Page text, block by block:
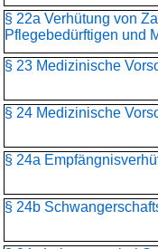
§ 22a Verhütung von
Pflegebedürftigen und
§ 23 Medizinische
§ 24 Medizinische
§ 24a
§ 24b